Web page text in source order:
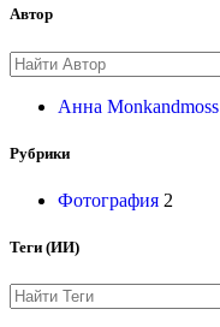
Автор
Анна Monkandmoss
Рубрики
Фотография 2
Теги (ИИ)